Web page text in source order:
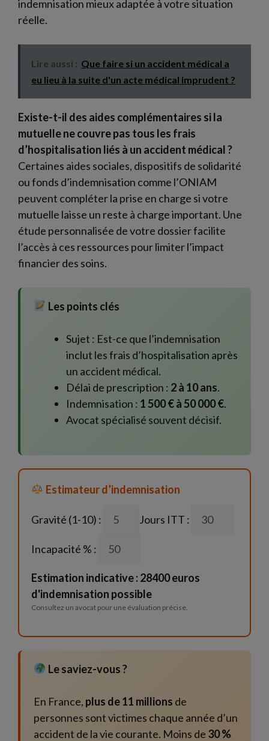
indemnisation mieux adaptée à votre situation
réelle.
Lire aussi : Que faire si un accident médical a
eu lieu à la suite d'un acte médical imprudent ?
Existe-t-il des aides complémentaires si la
mutuelle ne couvre pas tous les frais
d’hospitalisation liés à un accident médical ?
Certaines aides sociales, dispositifs de solidarité
ou fonds d’indemnisation comme l’ONIAM
peuvent compléter la prise en charge si votre
mutuelle laisse un reste à charge important. Une
étude personnalisée de votre dossier facilite
l’accès à ces ressources pour limiter l’impact
financier des soins.
Les points clés
Sujet : Est-ce que l’indemnisation
inclut les frais d’hospitalisation après
un accident médical.
Délai de prescription : 2 à 10 ans.
Indemnisation : 1 500 € à 50 000 €.
Avocat spécialisé souvent décisif.
Estimateur d’indemnisation
Gravité (1-10) : Jours ITT :
Incapacité % :
Estimation indicative : 28400 euros
d'indemnisation possible
Consultez un avocat pour une évaluation précise.
Le saviez-vous ?
En France, plus de 11 millions de
personnes sont victimes chaque année d’un
accident de la vie courante. Moins de 30 %